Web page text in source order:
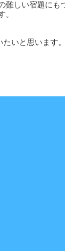
しい宿題にも
。
いと思います。